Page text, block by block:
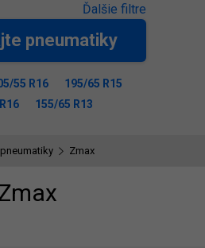
Ďalšie filtre
pneumatiky
55 R16
195/65 R15
155/65 R13
Zmax